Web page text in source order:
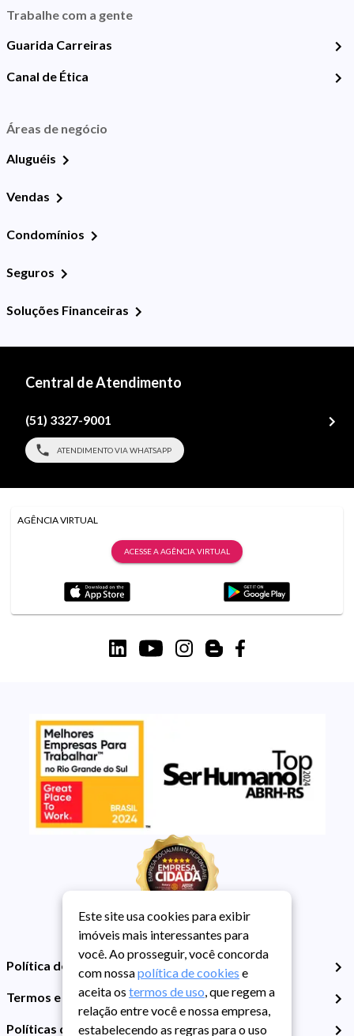
Trabalhe com a gente
Guarida Carreiras
Canal de Ética
Áreas de negócio
Aluguéis
Vendas
Condomínios
Seguros
Soluções Financeiras
Central de Atendimento
(51) 3327-9001
ATENDIMENTO VIA WHATSAPP
AGÊNCIA VIRTUAL
ACESSE A AGÊNCIA VIRTUAL
Política de Privacidade
Termos e Condições de Uso
Políticas de Cookies
Este site usa cookies para exibir
imóveis mais interessantes para
você. Ao prosseguir, você concorda
com nossapolítica de cookies e
aceita os termos de uso, que regem a
relação entre você e nossa empresa,
estabelecendo as regras para o uso